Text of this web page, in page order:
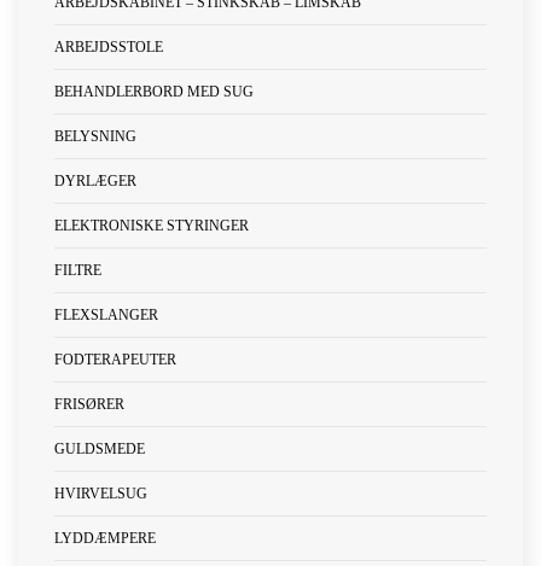
ARBEJDSSTOLE
BEHANDLERBORD MED SUG
BELYSNING
DYRLÆGER
ELEKTRONISKE STYRINGER
FILTRE
FLEXSLANGER
FODTERAPEUTER
FRISØRER
GULDSMEDE
HVIRVELSUG
LYDDÆMPERE